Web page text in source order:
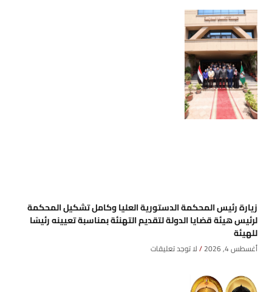
زيارة رئيس المحكمة الدستورية العليا وكامل تشكيل المحكمة
لرئيس هيئة قضايا الدولة لتقديم التهنئة بمناسبة تعيينه رئيسًا
للهيئة
أغسطس 4, 2026 لا توجد تعليقات